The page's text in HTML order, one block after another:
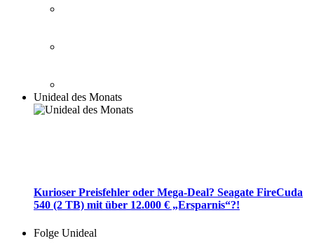
Kurioser Preisfehler oder Mega-Deal? Seagate FireCuda